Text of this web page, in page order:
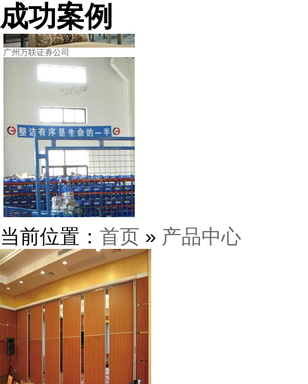
成功案例
广州万联证券公司
东莞鸿业机械厂
当前位置： 首页 » 产品中心